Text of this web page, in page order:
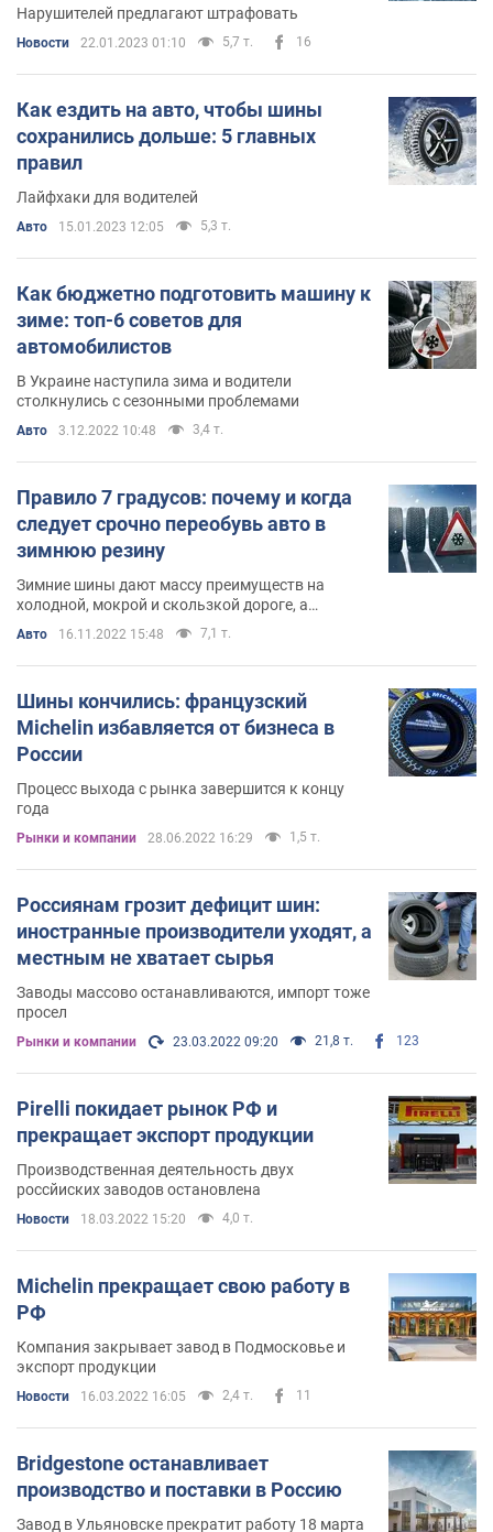
Нарушителей предлагают штрафовать
Новости 22.01.2023 01:10 5,7 т. 16
Как ездить на авто, чтобы шины
сохранились дольше: 5 главных
правил
Лайфхаки для водителей
Авто 15.01.2023 12:05 5,3 т.
Как бюджетно подготовить машину к
зиме: топ-6 советов для
автомобилистов
В Украине наступила зима и водители
столкнулись с сезонными проблемами
Авто 3.12.2022 10:48 3,4 т.
Правило 7 градусов: почему и когда
следует срочно переобувь авто в
зимнюю резину
Зимние шины дают массу преимуществ на
холодной, мокрой и скользкой дороге, а
эксперты назвали оптимальное время перехода
на них
Авто 16.11.2022 15:48 7,1 т.
Шины кончились: французский
Michelin избавляется от бизнеса в
России
Процесс выхода с рынка завершится к концу
года
Рынки и компании 28.06.2022 16:29 1,5 т.
Россиянам грозит дефицит шин:
иностранные производители уходят, а
местным не хватает сырья
Заводы массово останавливаются, импорт тоже
просел
Рынки и компании 23.03.2022 09:20 21,8 т. 123
Pirelli покидает рынок РФ и
прекращает экспорт продукции
Производственная деятельность двух
россйиских заводов остановлена
Новости 18.03.2022 15:20 4,0 т.
Michelin прекращает свою работу в
РФ
Компания закрывает завод в Подмосковье и
экспорт продукции
Новости 16.03.2022 16:05 2,4 т. 11
Bridgestone останавливает
производство и поставки в Россию
Завод в Ульяновске прекратит работу 18 марта